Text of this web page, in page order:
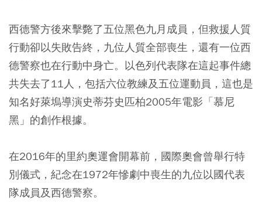
西德警方後來擊斃了五位黑色九月成員，但救援人質
行動卻以失敗告終，九位人質全部喪生，還有一位西
德警察也在行動中身亡。以色列代表隊在這起事件總
共失去了11人，包括六位教練及五位運動員，這也是
知名好萊塢導演史蒂芬史匹柏2005年電影「慕尼
黑」的創作根據。
在2016年的里約奧運會開幕前，國際奧會曾舉行特
別儀式，紀念在1972年慘劇中喪生的九位以國代表
隊成員及西德警察。